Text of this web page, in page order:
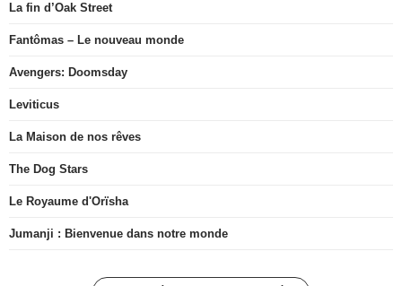
La fin d’Oak Street
Fantômas – Le nouveau monde
Avengers: Doomsday
Leviticus
La Maison de nos rêves
The Dog Stars
Le Royaume d'Orïsha
Jumanji : Bienvenue dans notre monde